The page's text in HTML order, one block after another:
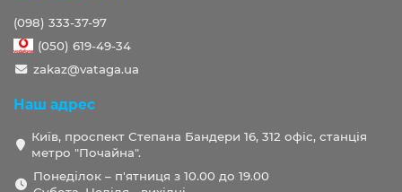
(098) 333-37-97
(050) 619-49-34
zakaz@vataga.ua
Наш адрес
Київ, проспект Степана Бандери 16, 312 офіс, станція
метро "Почайна".
Понеділок – п'ятниця з 10.00 до 19.00